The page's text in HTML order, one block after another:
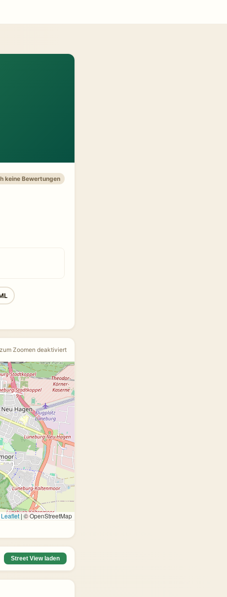
keine Bewertungen
Zoomen deaktiviert
Leaflet |© OpenStreetMap
Street View laden